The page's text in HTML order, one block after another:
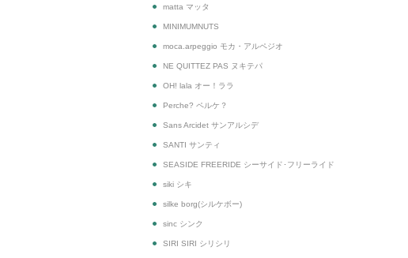
matta マッタ
MINIMUMNUTS
moca.arpeggio モカ・アルペジオ
NE QUITTEZ PAS ヌキテパ
OH! lala オー！ララ
Perche? ペルケ？
Sans Arcidet サンアルシデ
SANTI サンティ
SEASIDE FREERIDE シーサイド･フリーライド
siki シキ
silke borg(シルケボー)
sinc シンク
SIRI SIRI シリシリ